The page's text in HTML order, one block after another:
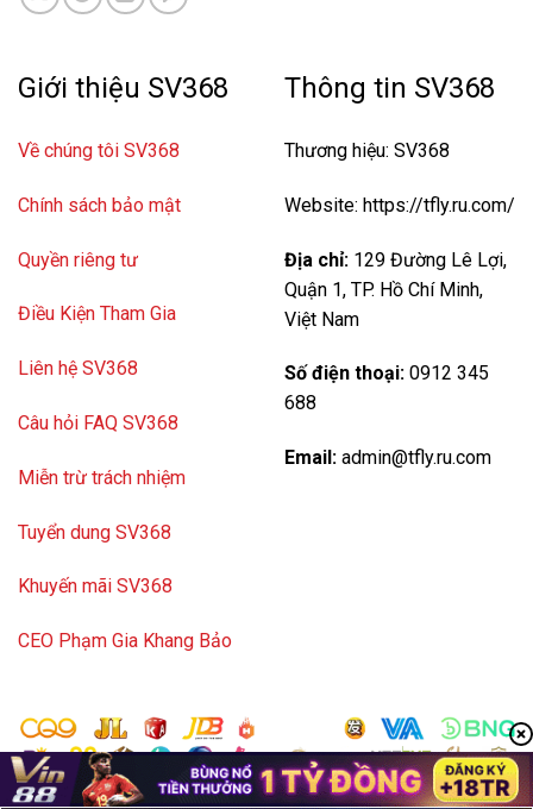
Giới thiệu SV368
Về chúng tôi SV368
Chính sách bảo mật
Quyền riêng tư
Điều Kiện Tham Gia
Liên hệ SV368
Câu hỏi FAQ SV368
Miễn trừ trách nhiệm
Tuyển dung SV368
Khuyến mãi SV368
CEO Phạm Gia Khang Bảo
Thông tin SV368
Thương hiệu: SV368
Website: https://tfly.ru.com/
Địa chỉ: 129 Đường Lê Lợi,
Quận 1, TP. Hồ Chí Minh,
Việt Nam
Số điện thoại: 0912 345
688
Email: admin@tfly.ru.com